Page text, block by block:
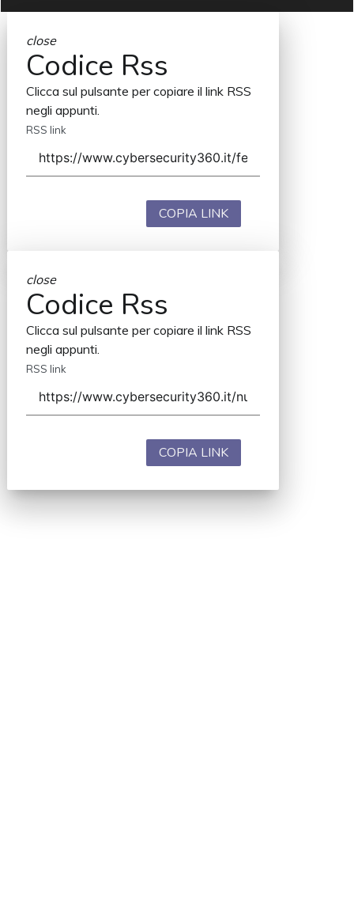
close
Codice Rss
Clicca sul pulsante per copiare il link RSS
negli appunti.
RSS link
COPIA LINK
close
Codice Rss
Clicca sul pulsante per copiare il link RSS
negli appunti.
RSS link
COPIA LINK